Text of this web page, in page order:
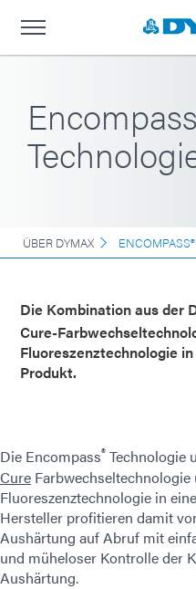
ÜBER DYMAX
Die Kombination aus der
Cure-
Fluoreszenztechnologie
Produkt.
Die Encompass® Technologie
Cure Farbwechseltechnologie
Fluoreszenztechnologie in
Hersteller profitieren damit
Aushärtung auf Abruf mit
und müheloser Kontrolle der
Aushärtung.